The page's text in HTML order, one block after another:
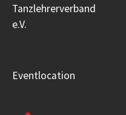
Tanzlehrerverband
e.V.
Eventlocation